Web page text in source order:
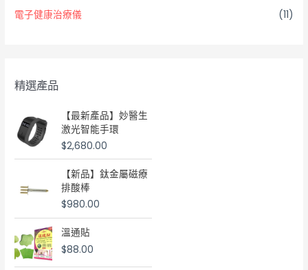
電子健康治療儀
(11)
精選產品
【最新產品】妙醫生
激光智能手環
$2,680.00
【新品】鈦金屬磁療
排酸棒
$980.00
溫通貼
$88.00